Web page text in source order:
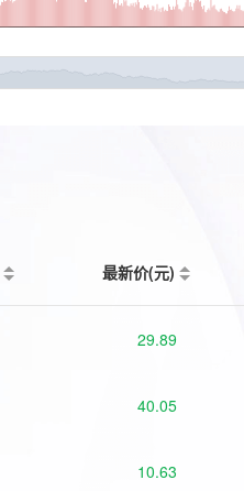
最新价(元)
29.89
40.05
10.63